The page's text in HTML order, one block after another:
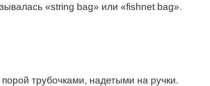
«string bag» или «fishnet bag».
трубочками, надетыми на ручки.